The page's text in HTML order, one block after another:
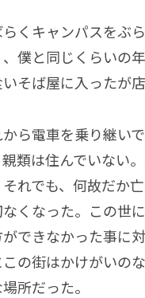
らくキャンパスをぶ
僕と同じくらいの
そば屋に入ったが
から電車を乗り継い
類は住んでいない
それでも、何故だか
くなった。この世
ができなかった事に
の街はかけがいの
所だった。